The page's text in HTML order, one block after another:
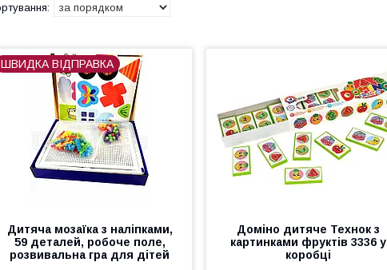
ШВИДКА ВІДПРАВКА
Дитяча мозаїка з наліпками,
59 деталей, робоче поле,
розвивальна гра для дітей
Доміно дитяче Технок з
картинками фруктів 3336 у
коробці